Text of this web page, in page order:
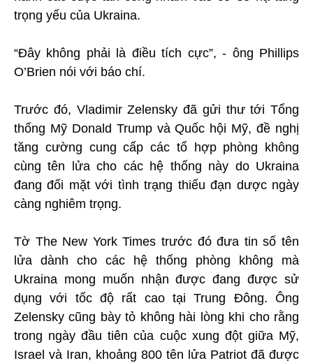
trọng yếu của Ukraina.
“Đây không phải là điều tích cực”, - ông Phillips
O’Brien nói với báo chí.
Trước đó, Vladimir Zelensky đã gửi thư tới Tổng
thống Mỹ Donald Trump và Quốc hội Mỹ, đề nghị
tăng cường cung cấp các tổ hợp phòng không
cùng tên lửa cho các hệ thống này do Ukraina
đang đối mặt với tình trạng thiếu đạn dược ngày
càng nghiêm trọng.
Tờ The New York Times trước đó đưa tin số tên
lửa dành cho các hệ thống phòng không mà
Ukraina mong muốn nhận được đang được sử
dụng với tốc độ rất cao tại Trung Đông. Ông
Zelensky cũng bày tỏ không hài lòng khi cho rằng
trong ngày đầu tiên của cuộc xung đột giữa Mỹ,
Israel và Iran, khoảng 800 tên lửa Patriot đã được